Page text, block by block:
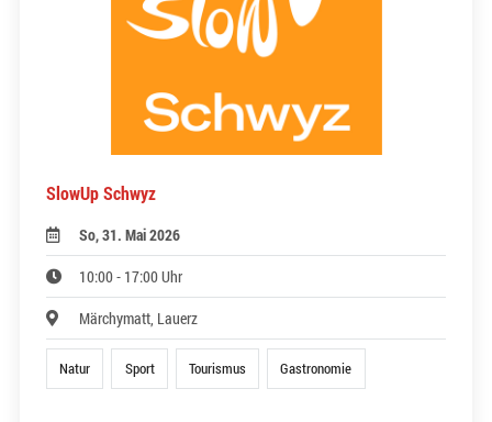
SlowUp Schwyz
So, 31. Mai 2026
10:00 - 17:00 Uhr
Märchymatt, Lauerz
Natur Sport Tourismus Gastronomie